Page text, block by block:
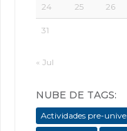
24 25 26
31
« Jul
NUBE DE TAGS:
Actividades pre-